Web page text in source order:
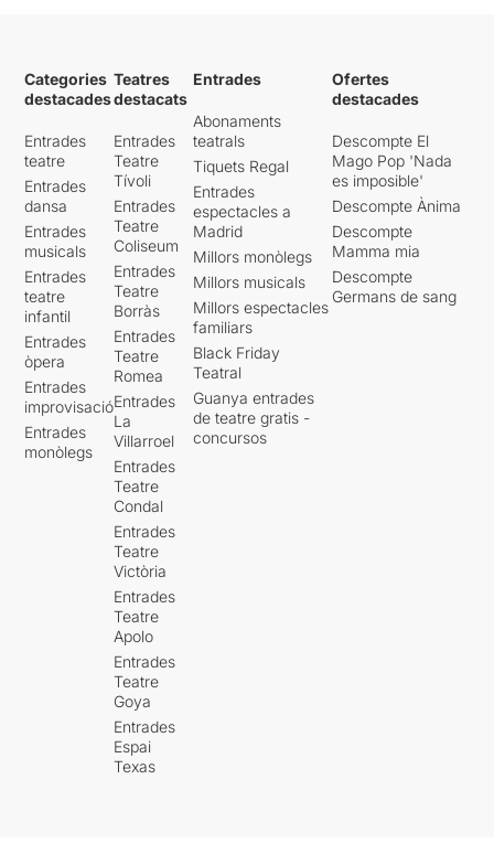
Categories
destacades
Entrades
teatre
Entrades
dansa
Entrades
musicals
Entrades
teatre
infantil
Entrades
òpera
Entrades
improvisació
Entrades
monòlegs
Teatres
destacats
Entrades
Teatre
Tívoli
Entrades
Teatre
Coliseum
Entrades
Teatre
Borràs
Entrades
Teatre
Romea
Entrades
La
Villarroel
Entrades
Teatre
Condal
Entrades
Teatre
Victòria
Entrades
Teatre
Apolo
Entrades
Teatre
Goya
Entrades
Espai
Texas
Entrades
Abonaments
teatrals
Tiquets Regal
Entrades
espectacles a
Madrid
Millors monòlegs
Millors musicals
Millors espectacles
familiars
Black Friday
Teatral
Guanya entrades
de teatre gratis -
concursos
Ofertes
destacades
Descompte El
Mago Pop 'Nada
es imposible'
Descompte Ànima
Descompte
Mamma mia
Descompte
Germans de sang